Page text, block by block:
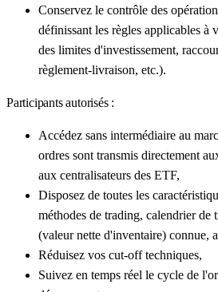
Conservez le contrôle des
définissant les règles applicables à
des limites d'investissement,
règlement-livraison, etc.).
Participants autorisés :
Accédez sans intermédiaire au
ordres sont transmis directement
aux centralisateurs des ETF,
Disposez de toutes les
méthodes de trading, calendrier
(valeur nette d'inventaire) connue,
Réduisez vos cut-off techniques,
Suivez en temps réel le cycle de